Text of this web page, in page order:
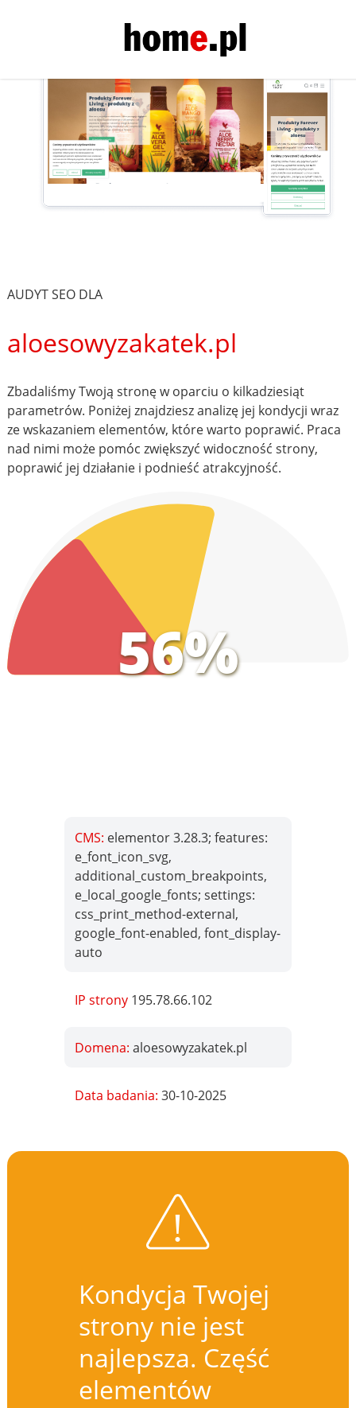
AUDYT SEO DLA
aloesowyzakatek.pl
Zbadaliśmy Twoją stronę w oparciu o kilkadziesiąt
parametrów. Poniżej znajdziesz analizę jej kondycji wraz
ze wskazaniem elementów, które warto poprawić. Praca
nad nimi może pomóc zwiększyć widoczność strony,
poprawić jej działanie i podnieść atrakcyjność.
56%
CMS: elementor 3.28.3; features:
e_font_icon_svg,
additional_custom_breakpoints,
e_local_google_fonts; settings:
css_print_method-external,
google_font-enabled, font_display-
auto
IP strony 195.78.66.102
Domena:aloesowyzakatek.pl
Data badania:30-10-2025
Kondycja Twojej
strony nie jest
najlepsza. Część
elementów